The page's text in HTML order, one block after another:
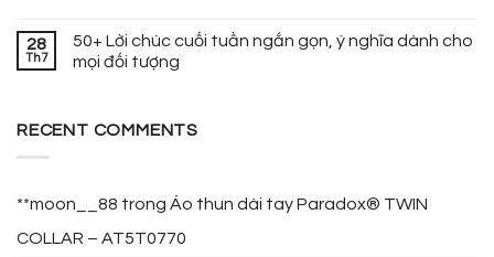
28
Th7
50+ Lời chúc cuối tuần ngắn gọn, ý nghĩa dành cho
mọi đối tượng
RECENT COMMENTS
**moon__88 trong Áo thun dài tay Paradox® TWIN
COLLAR – AT5T0770